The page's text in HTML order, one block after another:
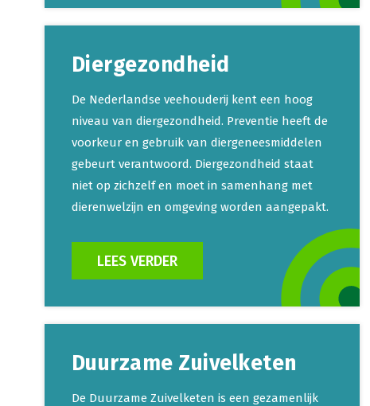
Diergezondheid
De Nederlandse veehouderij kent een hoog
niveau van diergezondheid. Preventie heeft de
voorkeur en gebruik van diergeneesmiddelen
gebeurt verantwoord. Diergezondheid staat
niet op zichzelf en moet in samenhang met
dierenwelzijn en omgeving worden aangepakt.
LEES VERDER
Duurzame Zuivelketen
De Duurzame Zuivelketen is een gezamenlijk